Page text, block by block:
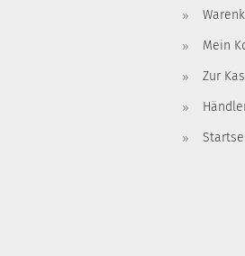
Mein
Zur